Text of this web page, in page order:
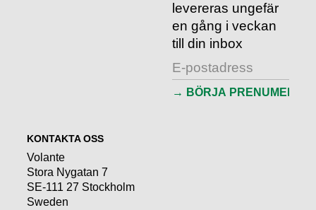
levereras ungefär
en gång i veckan
till din inbox
KONTAKTA OSS
Volante
Stora Nygatan 7
SE-111 27 Stockholm
Sweden